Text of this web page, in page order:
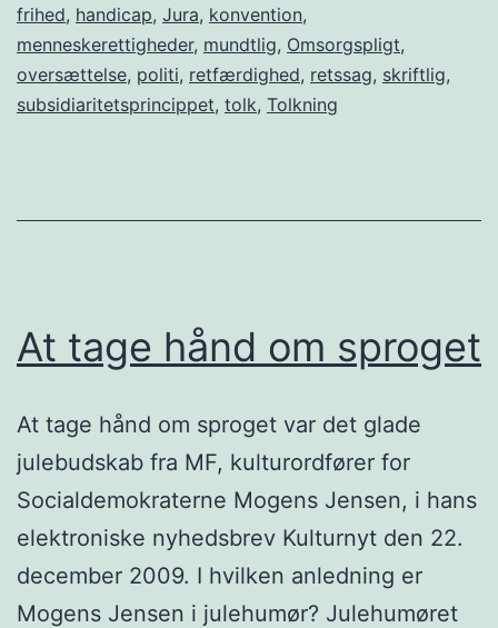
styrkes
–
bare
frihed, handicap, Jura, konvention,
menneskerettigheder, mundtlig, Omsorgspligt,
oversættelse, politi, retfærdighed, retssag, skriftlig,
subsidiaritetsprincippet, tolk, Tolkning
At tage hånd om sproget
At tage hånd om sproget var det glade
julebudskab fra MF, kulturordfører for
Socialdemokraterne Mogens Jensen, i hans
elektroniske nyhedsbrev Kulturnyt den 22.
december 2009. I hvilken anledning er
Mogens Jensen i julehumør? Julehumøret